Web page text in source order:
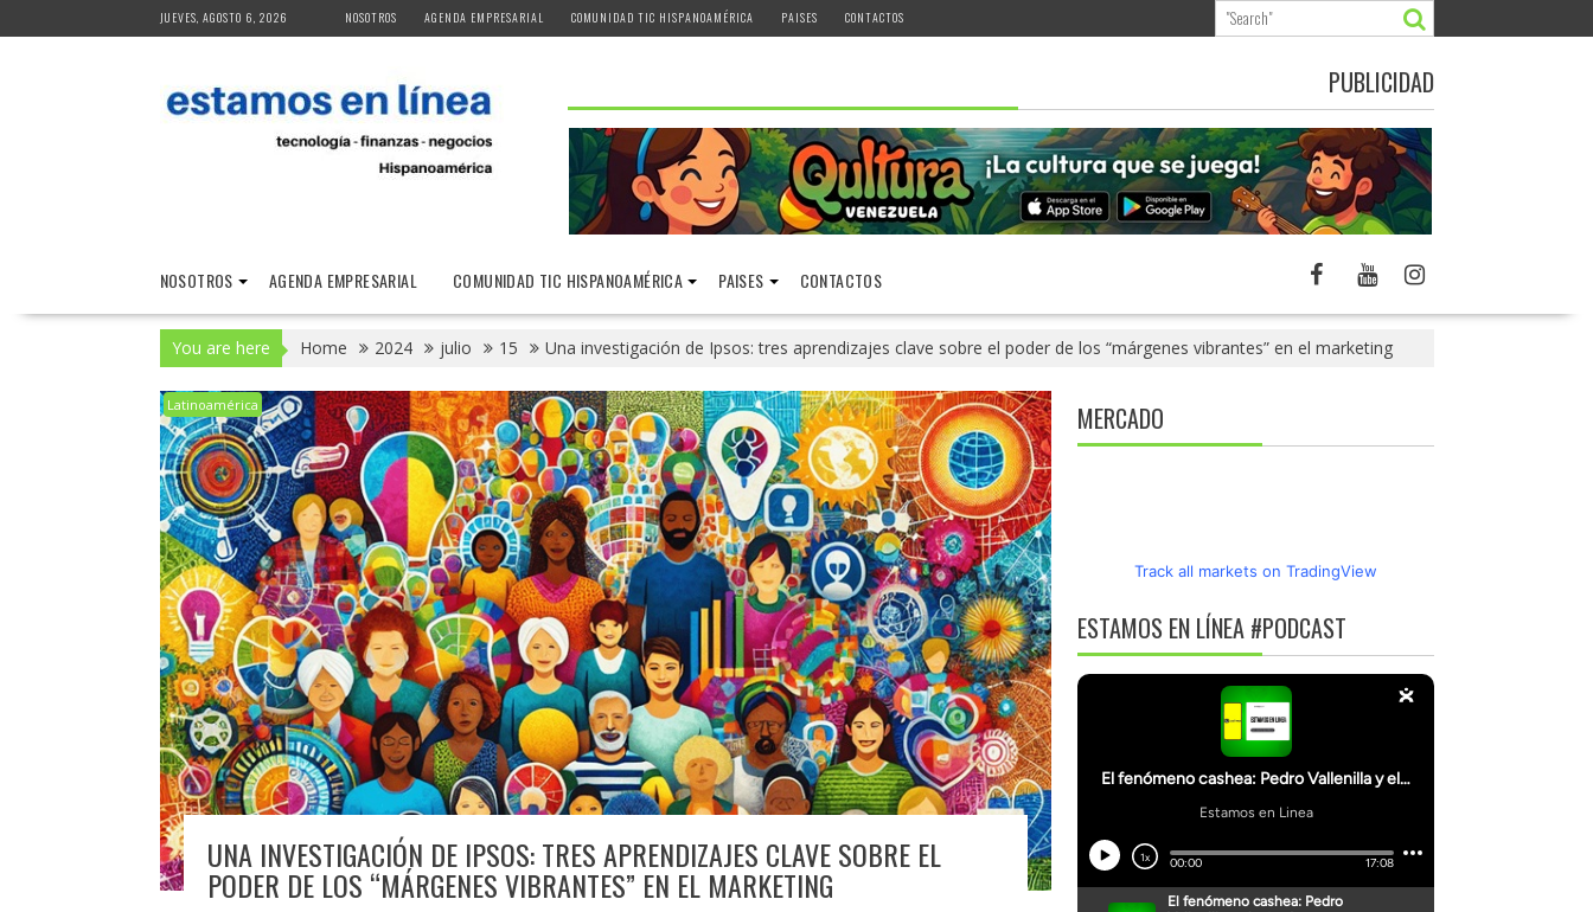
to
JUEVES, AGOSTO 6, 2026 NOSOTROS AGENDA EMPRESARIAL COMUNIDAD TIC HISPANOAMÉRICA PAISES CONTACTOS
PUBLICIDAD
NOSOTROS AGENDA EMPRESARIAL COMUNIDAD TIC HISPANOAMÉRICA PAISES CONTACTOS
You are here Home 2024 julio 15 Una investigación de Ipsos: tres aprendizajes clave sobre el poder de los “márgenes vibrantes” en el marketing
Latinoamérica
UNA INVESTIGACIÓN DE IPSOS: TRES APRENDIZAJES CLAVE SOBRE EL
PODER DE LOS “MÁRGENES VIBRANTES” EN EL MARKETING
MERCADO
Track all markets on TradingView
ESTAMOS EN LÍNEA #PODCAST